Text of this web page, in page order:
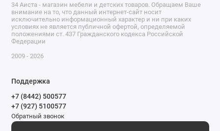
34 Аиста - магазин мебели и детских товаров. Обращаем Ваше
внимание на то, что данный интернет-сайт носит
исключительно информационный характер и ни при каких
условиях не является публичной офертой, определяемой
положениями ст. 437 Гражданского кодекса Российской
Федерации
2009 - 2026
Поддержка
+7 (8442) 500577
+7 (927) 5100577
Обратный звонок